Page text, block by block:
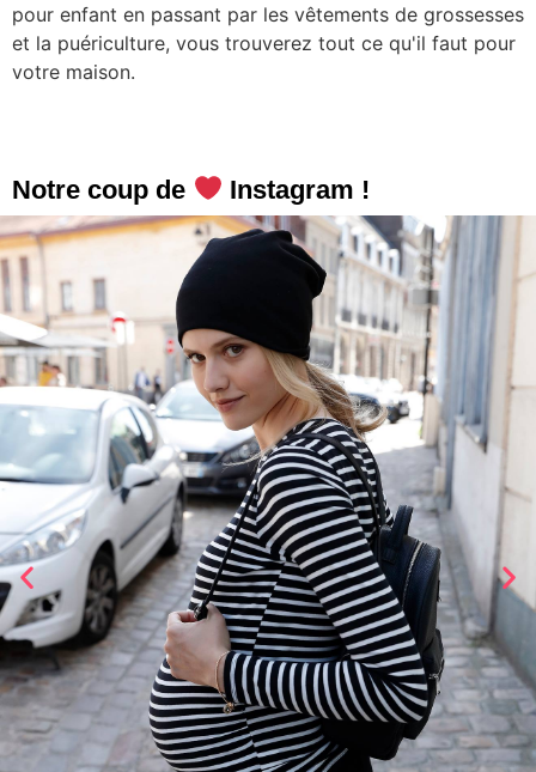
pour enfant en passant par les vêtements de grossesses
et la puériculture, vous trouverez tout ce qu'il faut pour
votre maison.
Notre coup de Instagram !